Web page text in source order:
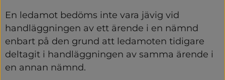
En ledamot bedöms inte vara jävig vid
handläggningen av ett ärende i en nämnd
enbart på den grund att ledamoten tidigare
deltagit i handläggningen av samma ärende i
en annan nämnd.